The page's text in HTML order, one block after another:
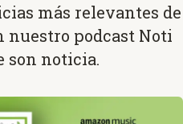
más relevantes de
nuestro podcast Noti
son noticia.